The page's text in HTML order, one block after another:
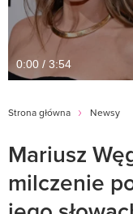
0:00 / 3:54
Strona główna Newsy
Mariusz
milczenie